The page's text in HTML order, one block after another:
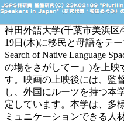
神田外語大学(千葉市美浜区/
19日(木)に移民と母語をテ
Search of Native Language
の場をさがしてー」)を上映
す。映画の上映後には、監
し、外国にルーツを持つ本
定しています。本学は、多
ミュニケーションできる人